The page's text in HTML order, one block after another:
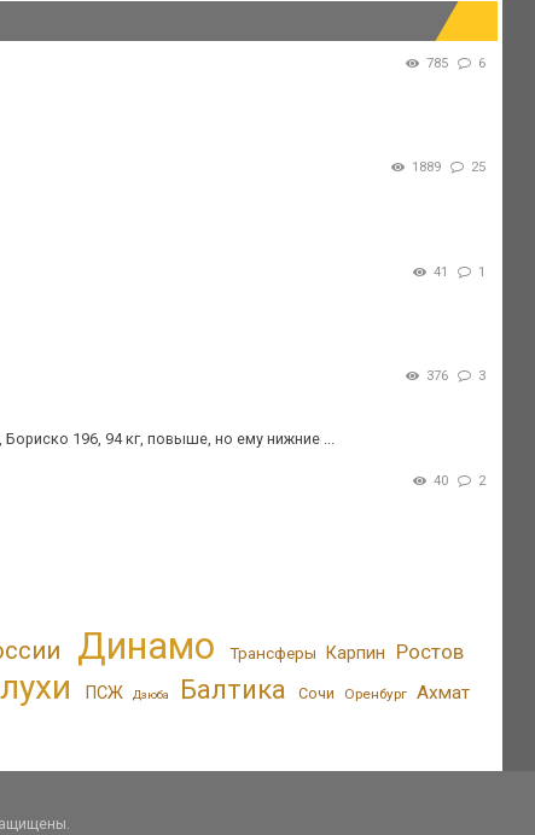
785 6
1889 25
41 1
376 3
196, 94 кг, повыше, но ему нижние ...
40 2
Динамо Трансферы Карпин Ростов
ПСЖ Дзюба Балтика Сочи Оренбург Ахмат